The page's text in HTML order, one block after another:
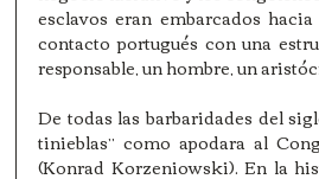
esclavos eran embarcados
contacto portugués con una
responsable, un hombre, un
De todas las barbaridades del
tinieblas” como apodara al
(Konrad Korzeniowski). En la